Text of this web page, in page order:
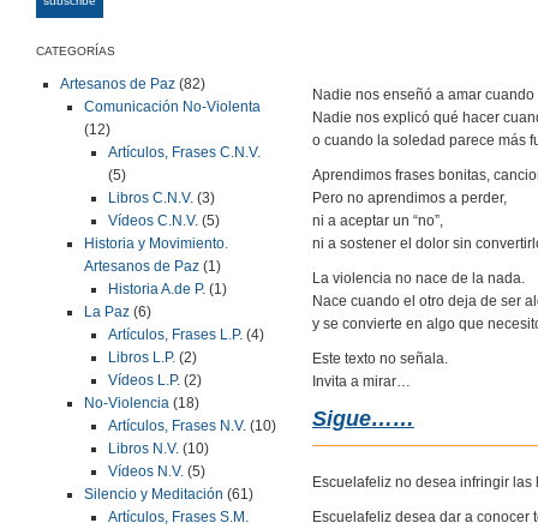
CATEGORÍAS
Artesanos de Paz (82)
Comunicación No-Violenta
(12)
Artículos, Frases C.N.V.
(5)
Libros C.N.V. (3)
Vídeos C.N.V. (5)
Historia y Movimiento.
Artesanos de Paz (1)
Historia A.de P. (1)
La Paz (6)
Artículos, Frases L.P. (4)
Libros L.P. (2)
Vídeos L.P. (2)
No-Violencia (18)
Artículos, Frases N.V. (10)
Libros N.V. (10)
Vídeos N.V. (5)
Silencio y Meditación (61)
Artículos, Frases S.M.
Nadie nos enseñó a amar
Nadie nos explicó qué hacer
o cuando la soledad parece más
Aprendimos frases bonitas,
Pero no aprendimos a perder,
ni a aceptar un “no”,
ni a sostener el dolor sin
La violencia no nace de la nada.
Nace cuando el otro deja de ser
y se convierte en algo que
Este texto no señala.
Invita a mirar…
Sigue……
Escuelafeliz no desea infringir
Escuelafeliz desea dar a